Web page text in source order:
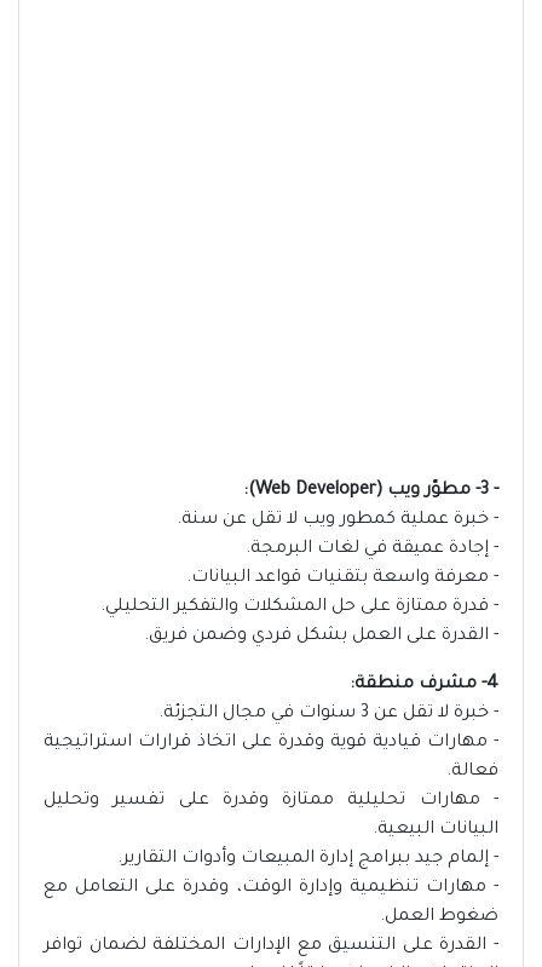
- 3- مطوّر ويب (Web Developer):
‏- خبرة عملية كمطور ويب لا تقل عن سنة.
‏- إجادة عميقة في لغات البرمجة.
‏- معرفة واسعة بتقنيات قواعد البيانات.
‏- قدرة ممتازة على حل المشكلات والتفكير التحليلي.
‏- القدرة على العمل بشكل فردي وضمن فريق.
4- مشرف منطقة:
‏- خبرة لا تقل عن 3 سنوات في مجال التجزئة.
‏- مهارات قيادية قوية وقدرة على اتخاذ قرارات استراتيجية
فعالة.
‏- مهارات تحليلية ممتازة وقدرة على تفسير وتحليل
البيانات البيعية.
‏- إلمام جيد ببرامج إدارة المبيعات وأدوات التقارير.
‏- مهارات تنظيمية وإدارة الوقت، وقدرة على التعامل مع
ضغوط العمل.
‏- القدرة على التنسيق مع الإدارات المختلفة لضمان توافر